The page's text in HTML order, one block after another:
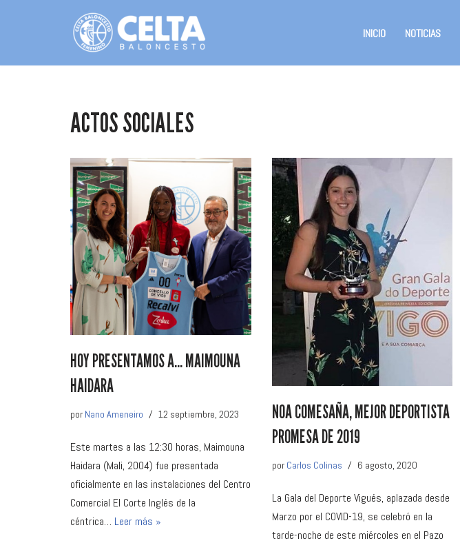
INICIO NOTICIAS
ACTOS SOCIALES
HOY PRESENTAMOS A… MAIMOUNA
HAIDARA
por Nano Ameneiro 12 septiembre, 2023
Este martes a las 12:30 horas, Maimouna
Haidara (Mali, 2004) fue presentada
oficialmente en las instalaciones del Centro
Comercial El Corte Inglés de la
céntrica… Leer más »
NOA COMESAÑA, MEJOR DEPORTISTA
PROMESA DE 2019
por Carlos Colinas 6 agosto, 2020
La Gala del Deporte Vigués, aplazada desde
Marzo por el COVID-19, se celebró en la
tarde-noche de este miércoles en el Pazo